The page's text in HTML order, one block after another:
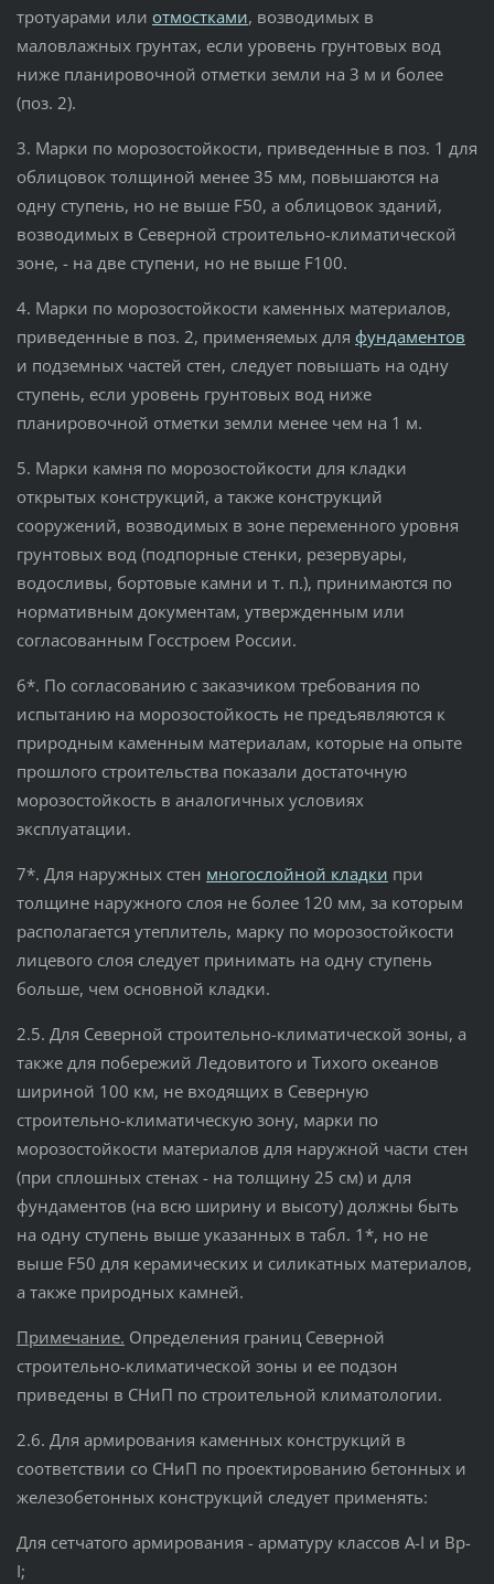
тротуарами или отмостками, возводимых в
маловлажных грунтах, если уровень грунтовых вод
ниже планировочной отметки земли на 3 м и более
(поз. 2).
3. Марки по морозостойкости, приведенные в поз. 1 для
облицовок толщиной менее 35 мм, повышаются на
одну ступень, но не выше F50, а облицовок зданий,
возводимых в Северной строительно-климатической
зоне, - на две ступени, но не выше F100.
4. Марки по морозостойкости каменных материалов,
приведенные в поз. 2, применяемых для фундаментов
и подземных частей стен, следует повышать на одну
ступень, если уровень грунтовых вод ниже
планировочной отметки земли менее чем на 1 м.
5. Марки камня по морозостойкости для кладки
открытых конструкций, а также конструкций
сооружений, возводимых в зоне переменного уровня
грунтовых вод (подпорные стенки, резервуары,
водосливы, бортовые камни и т. п.), принимаются по
нормативным документам, утвержденным или
согласованным Госстроем России.
6*. По согласованию с заказчиком требования по
испытанию на морозостойкость не предъявляются к
природным каменным материалам, которые на опыте
прошлого строительства показали достаточную
морозостойкость в аналогичных условиях
эксплуатации.
7*. Для наружных стен многослойной кладки при
толщине наружного слоя не более 120 мм, за которым
располагается утеплитель, марку по морозостойкости
лицевого слоя следует принимать на одну ступень
больше, чем основной кладки.
2.5. Для Северной строительно-климатической зоны, а
также для побережий Ледовитого и Тихого океанов
шириной 100 км, не входящих в Северную
строительно-климатическую зону, марки по
морозостойкости материалов для наружной части стен
(при сплошных стенах - на толщину 25 см) и для
фундаментов (на всю ширину и высоту) должны быть
на одну ступень выше указанных в табл. 1*, но не
выше F50 для керамических и силикатных материалов,
а также природных камней.
Примечание. Определения границ Северной
строительно-климатической зоны и ее подзон
приведены в СНиП по строительной климатологии.
2.6. Для армирования каменных конструкций в
соответствии со СНиП по проектированию бетонных и
железобетонных конструкций следует применять:
Для сетчатого армирования - арматуру классов A-I и Bp-
I;